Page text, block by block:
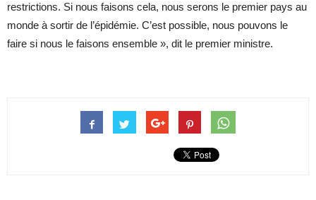
restrictions. Si nous faisons cela, nous serons le premier pays au
monde à sortir de l’épidémie. C’est possible, nous pouvons le
faire si nous le faisons ensemble », dit le premier ministre.